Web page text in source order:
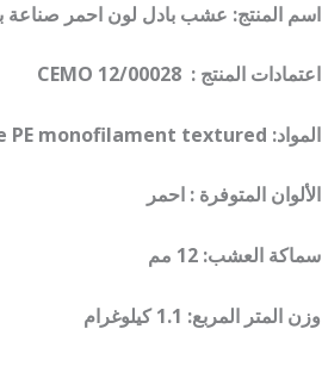
اسم المنتج: عشب بادل لون احمر صناعة
اعتمادات المنتج : CEMO 12/00028
المواد: PP Curly – Structure PE monofilament textured
الألوان المتوفرة : احمر
سماكة العشب: 12 مم
وزن المتر المربع: 1.1 كيلوغرام